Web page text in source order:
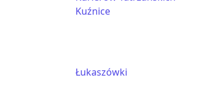
Kuźnice
Łukaszówki